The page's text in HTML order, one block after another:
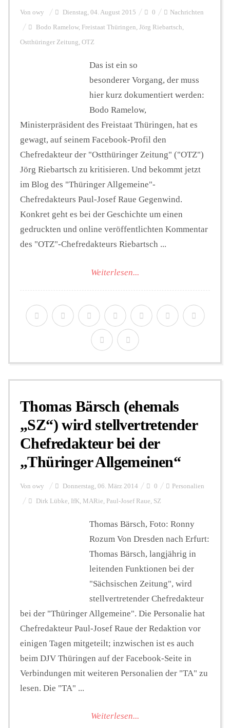
Von owy Dienstag, 04. August 2015 0 Nachrichten
Bodo Ramelow, Freistaat Thüringen, Jörg Riebartsch,
Ostthüringer Zeitung, OTZ
Das ist ein so
besonderer Vorgang, der muss
hier kurz dokumentiert werden:
Bodo Ramelow,
Ministerpräsident des Freistaat Thüringen, hat es
gewagt, auf seinem Facebook-Profil den
Chefredakteur der "Ostthüringer Zeitung" ("OTZ")
Jörg Riebartsch zu kritisieren. Und bekommt jetzt
im Blog des "Thüringer Allgemeine"-
Chefredakteurs Paul-Josef Raue Gegenwind.
Konkret geht es bei der Geschichte um einen
gedruckten und online veröffentlichten Kommentar
des "OTZ"-Chefredakteurs Riebartsch ...
Weiterlesen...
Thomas Bärsch (ehemals
„SZ“) wird stellvertretender
Chefredakteur bei der
„Thüringer Allgemeinen“
Von owy Donnerstag, 06. März 2014 0 Personalien
Dirk Lübke, IfK, MARie, Paul-Josef Raue, SZ
Thomas Bärsch, Foto: Ronny
Rozum Von Dresden nach Erfurt:
Thomas Bärsch, langjährig in
leitenden Funktionen bei der
"Sächsischen Zeitung", wird
stellvertretender Chefredakteur
bei der "Thüringer Allgemeine". Die Personalie hat
Chefredakteur Paul-Josef Raue der Redaktion vor
einigen Tagen mitgeteilt; inzwischen ist es auch
beim DJV Thüringen auf der Facebook-Seite in
Verbindungen mit weiteren Personalien der "TA" zu
lesen. Die "TA" ...
Weiterlesen...